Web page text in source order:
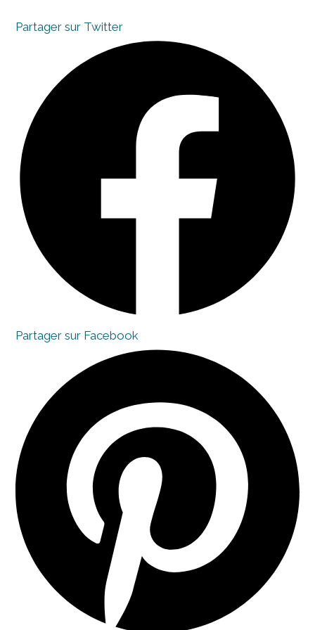
Partager sur Twitter
window
Partager sur Facebook
window